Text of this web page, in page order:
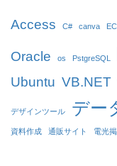
Access C# canva
Oracle os PstgreSQL
Ubuntu VB.NET
デザインツール デー
資料作成 通販サイト 電光